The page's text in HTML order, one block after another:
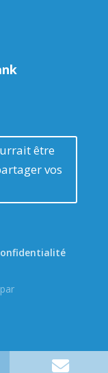
être
vos